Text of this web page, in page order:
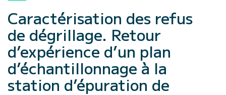
Caractérisation des refus
de dégrillage. Retour
d’expérience d’un plan
d’échantillonnage à la
station d’épuration de